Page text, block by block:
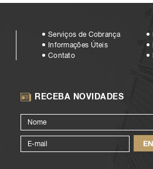
Serviços de Cobrança
Informações Úteis
Contato
RECEBA NOVIDADES